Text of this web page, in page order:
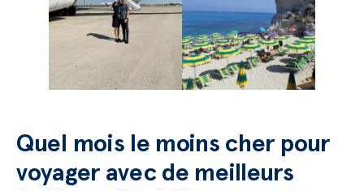
Quel mois le moins cher pour
voyager avec de meilleurs